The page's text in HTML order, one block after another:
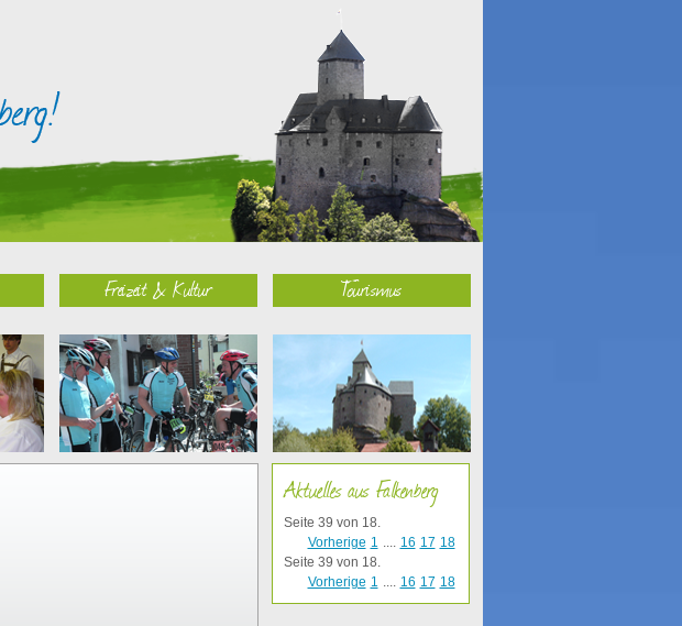
Freizeit & Kultur Tourismus
Aktuelles aus Falkenberg
Seite 39 von 18.
Vorherige 1 .... 16 17 18
Seite 39 von 18.
Vorherige 1 .... 16 17 18